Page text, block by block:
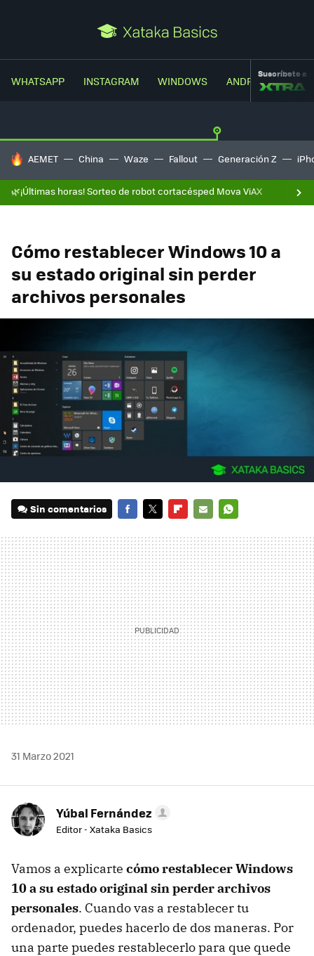
WHATSAPP INSTAGRAM WINDOWS ANDROIDSuscríbete a
HOY SE HABLA DE
AEMET China Waze Fallout Generación Z
🌿¡Últimas horas! Sorteo de robot cortacésped Mova ViAX
Cómo restablecer Windows 10 a
su estado original sin perder
archivos personales
Sin comentarios
MAIL
31 Marzo 2021
Yúbal Fernández
Editor - Xataka Basics
Vamos a explicarte cómo restablecer Windows
10 a su estado original sin perder archivos
personales. Cuando vas a restablecer tu
ordenador, puedes hacerlo de dos maneras. Por
una parte puedes restablecerlo para que quede